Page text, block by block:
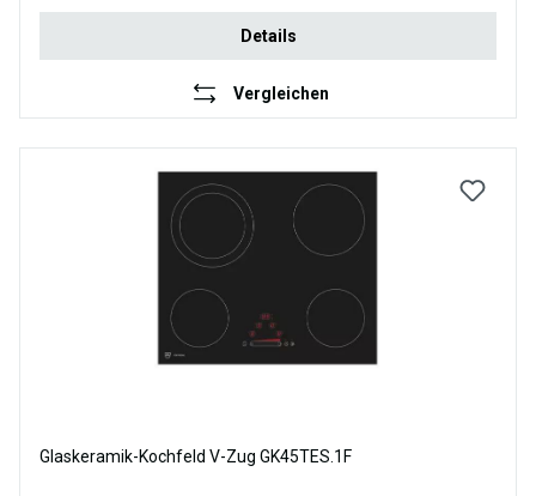
Details
Vergleichen
Glaskeramik-Kochfeld V-Zug GK45TES.1F